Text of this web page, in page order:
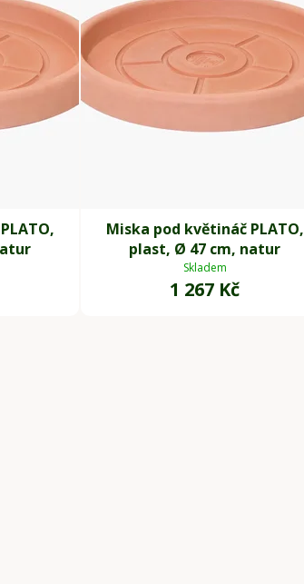
Miska pod květináč PLATO,
plast, Ø 47 cm, natur
Skladem
1 267 Kč